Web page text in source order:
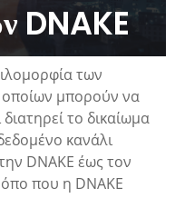
DNAKE
των
μπορούν να
το δικαίωμα
κανάλι
DNAKE έως τον
που η DNAKE